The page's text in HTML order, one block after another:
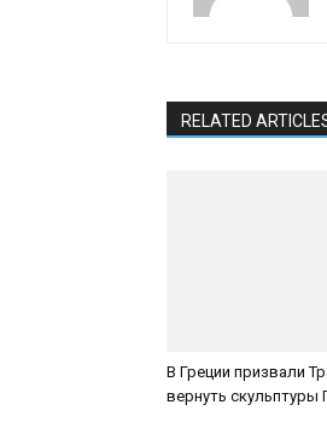
RELATED
В Греции призвали
вернуть скульптуры